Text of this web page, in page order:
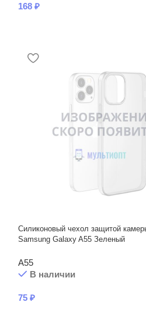
168 ₽
Силиконовый чехол защитой
Samsung Galaxy A55 Зеленый
A55
В наличии
75 ₽